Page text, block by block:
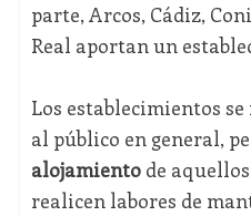
parte, Arcos, Cádiz,
Real aportan un
Los establecimientos
al público en general,
alojamientode
realicen labores de